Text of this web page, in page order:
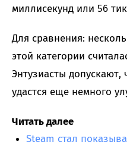
миллисекунд или 56
Для сравнения:
этой категории
Энтузиасты
удастся еще немного
Читать далее
Steam стал